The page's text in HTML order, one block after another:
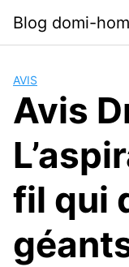
content
Blog domi-
AVIS
Avis
fil qui